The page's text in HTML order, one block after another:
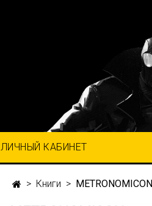
ЛИЧНЫЙ КАБИНЕТ
Книги METRONOMICON